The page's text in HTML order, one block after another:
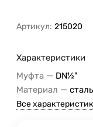
Артикул: 215020
Характеристики
Муфта — DN½"
Материал —
Все